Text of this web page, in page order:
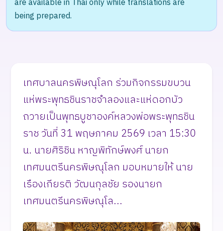
are available in Thai only while translations are
being prepared.
เทศบาลนครพิษณุโลก ร่วมกิจกรรมขบวน
แห่พระพุทธชินราชจำลองและแห่ดอกบัว
ถวายเป็นพุทธบูชาองค์หลวงพ่อพระพุทธชิน
ราช วันที่ 31 พฤษภาคม 2569 เวลา 15:30
น. นายศิริชิน หาญพิทักษ์พงศ์ นายก
เทศมนตรีนครพิษณุโลก มอบหมายให้ นาย
เรืองเกียรติ วัฒนกุลชัย รองนายก
เทศมนตรีนครพิษณุโล...